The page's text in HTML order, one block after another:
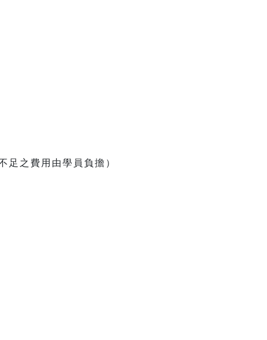
足之費用由學員負擔）